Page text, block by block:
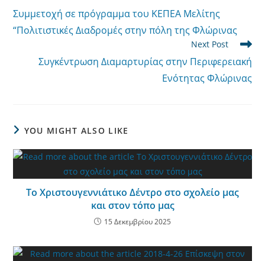
articles
Συμμετοχή σε πρόγραμμα του ΚΕΠΕΑ Μελίτης
“Πολιτιστικές Διαδρομές στην πόλη της Φλώρινας
Next Post
Συγκέντρωση Διαμαρτυρίας στην Περιφερειακή
Ενότητας Φλώρινας
YOU MIGHT ALSO LIKE
Το Χριστουγεννιάτικο Δέντρο στο σχολείο μας
και στον τόπο μας
15 Δεκεμβρίου 2025